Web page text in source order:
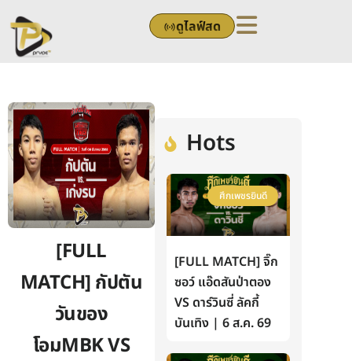
to
content
ดูไลฟ์สด
[FULL
MATCH] กัปตัน
วันของ
โอมMBK VS
Hots
ศึกเพชรยินดี
[FULL MATCH] จิ๊ก
ซอว์ แอ๊ดสันป่าตอง
VS ดาร์วินซี่ ลัคกี้
บันเทิง | 6 ส.ค. 69